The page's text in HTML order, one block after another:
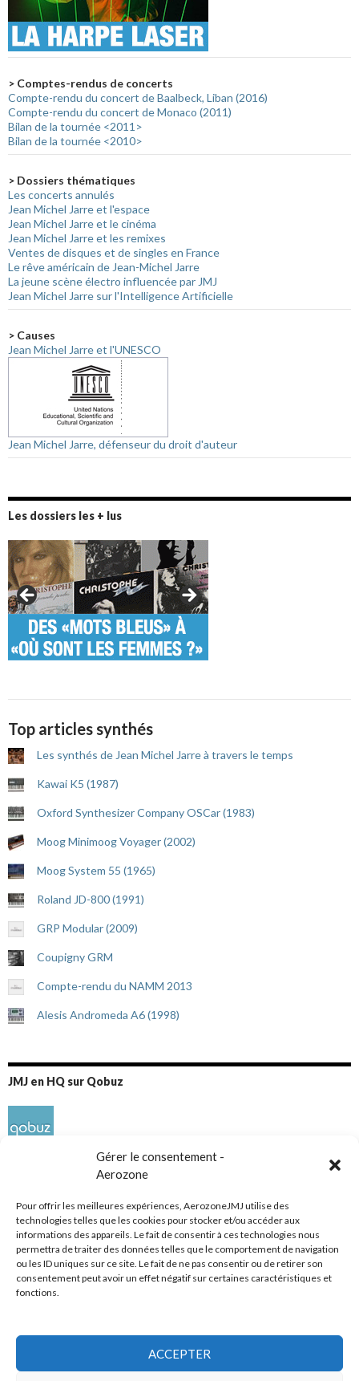
Gérer le consentement -
Aerozone
Pour offrir les meilleures expériences, AerozoneJMJ utilise des
technologies telles que les cookies pour stocker et/ou accéder aux
informations des appareils. Le fait de consentir à ces technologies nous
permettra de traiter des données telles que le comportement de navigation
ou les ID uniques sur ce site. Le fait de ne pas consentir ou de retirer son
consentement peut avoir un effet négatif sur certaines caractéristiques et
fonctions.
ACCEPTER
> Comptes-rendus de concerts
Compte-rendu du concert de Baalbeck, Liban (2016)
Compte-rendu du concert de Monaco (2011)
Bilan de la tournée <2011>
Bilan de la tournée <2010>
> Dossiers thématiques
Les concerts annulés
Jean Michel Jarre et l'espace
Jean Michel Jarre et le cinéma
Jean Michel Jarre et les remixes
Ventes de disques et de singles en France
Le rêve américain de Jean-Michel Jarre
La jeune scène électro influencée par JMJ
Jean Michel Jarre sur l'Intelligence Artificielle
> Causes
Jean Michel Jarre et l'UNESCO
Jean Michel Jarre, défenseur du droit d'auteur
Les dossiers les + lus
Top articles synthés
Les synthés de Jean Michel Jarre à travers le temps
Kawai K5 (1987)
Oxford Synthesizer Company OSCar (1983)
Moog Minimoog Voyager (2002)
Moog System 55 (1965)
Roland JD-800 (1991)
GRP Modular (2009)
Coupigny GRM
Compte-rendu du NAMM 2013
Alesis Andromeda A6 (1998)
JMJ en HQ sur Qobuz
Réseaux sociaux